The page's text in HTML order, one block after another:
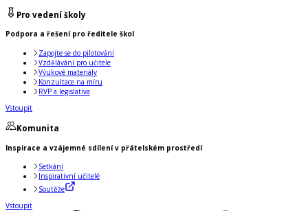
Pro vedení školy
Podpora a řešení pro ředitele škol
Zapojte se do pilotování
Vzdělávání pro učitele
Výukové materiály
Konzultace na míru
RVP a legislativa
Vstoupit
Komunita
Inspirace a vzájemné sdílení v přátelském prostředí
Setkání
Inspirativní učitelé
Soutěže
Vstoupit